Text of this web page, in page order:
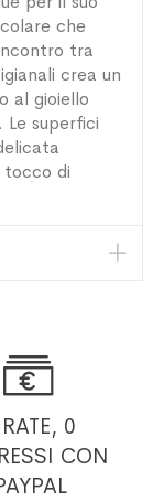
che
tra
crea un
al gioiello
superfici
tocco di

0
CON